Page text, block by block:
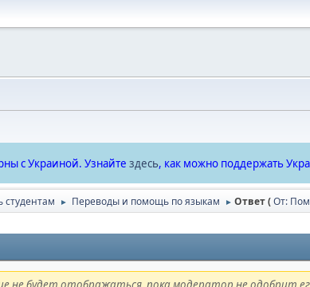
с Украиной. Узнайте здесь, как можно поддержать
студентам ► Переводы и помощь по языкам ► Ответ (От: